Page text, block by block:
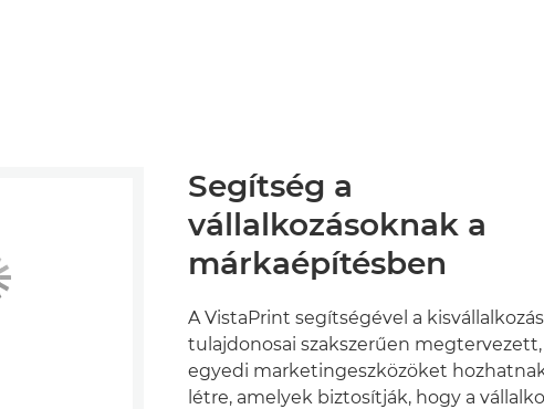
Segítség a
vállalkozásoknak a
márkaépítésben
A VistaPrint segítségével a
tulajdonosai szakszerűen megtervezett,
egyedi marketingeszközöket
létre, amelyek biztosítják, hogy a